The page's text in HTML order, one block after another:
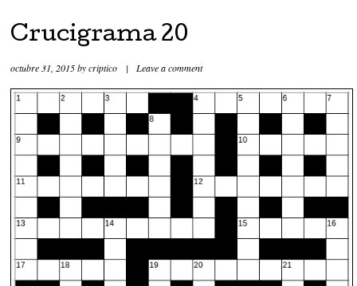
Crucigrama 20
octubre 31, 2015bycriptico | Leave a comment